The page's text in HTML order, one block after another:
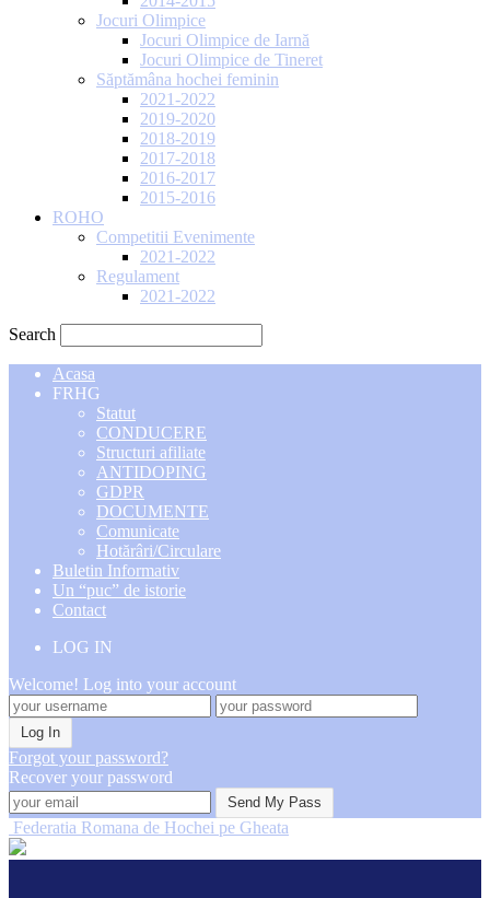
Jocuri Olimpice
Jocuri Olimpice de Iarnă
Jocuri Olimpice de Tineret
Săptămâna hochei feminin
2021-2022
2019-2020
2018-2019
2017-2018
2016-2017
2015-2016
ROHO
Competitii Evenimente
2021-2022
Regulament
2021-2022
Search
Acasa
FRHG
Statut
CONDUCERE
Structuri afiliate
ANTIDOPING
GDPR
DOCUMENTE
Comunicate
Hotărâri/Circulare
Buletin Informativ
Un “puc” de istorie
Contact
LOG IN
Welcome! Log into your account
Forgot your password?
Recover your password
Federatia Romana de Hochei pe Gheata